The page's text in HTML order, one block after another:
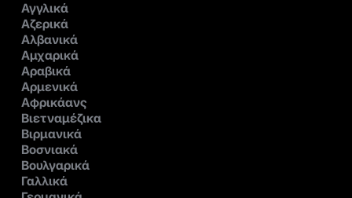
Αγγλικά
Αζερικά
Αλβανικά
Αμχαρικά
Αραβικά
Αρμενικά
Αφρικάανς
Βιετναμέζικα
Βιρμανικά
Βοσνιακά
Βουλγαρικά
Γαλλικά